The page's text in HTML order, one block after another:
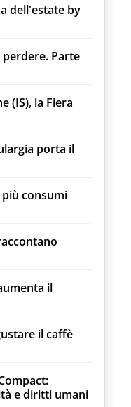
dell'estate by
Parte
(IS), la Fiera
porta il
consumi
il
il caffè
e diritti umani